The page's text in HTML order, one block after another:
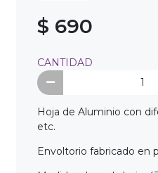
$ 690
CANTIDAD
Hoja de Aluminio con
etc.
Envoltorio fabricado en